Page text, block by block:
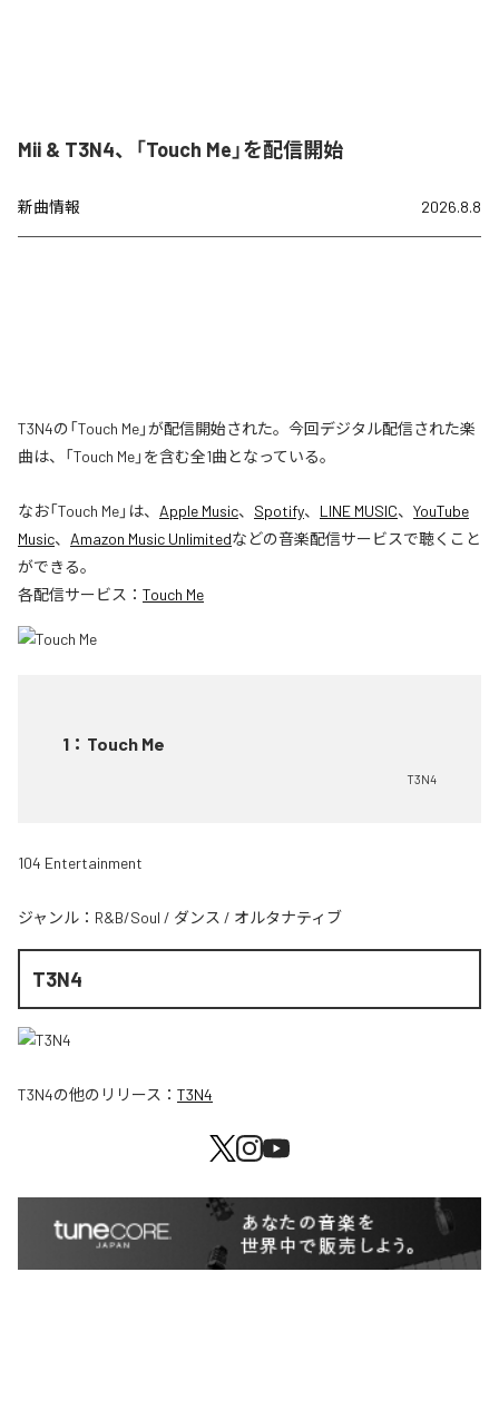
Mii & T3N4、「Touch Me」を配信開始
新曲情報 2026.8.8
T3N4の「Touch Me」が配信開始された。今回デジタル配信された楽
曲は、「Touch Me」を含む全1曲となっている。
なお「Touch Me」は、 Apple Music、 Spotify、 LINE MUSIC、 YouTube
Music、 Amazon Music Unlimitedなどの音楽配信サービスで聴くこと
ができる。
各配信サービス： Touch Me
1 ： Touch Me
T3N4
104 Entertainment
ジャンル： R&B/Soul / ダンス / オルタナティブ
T3N4
T3N4の他のリリース： T3N4